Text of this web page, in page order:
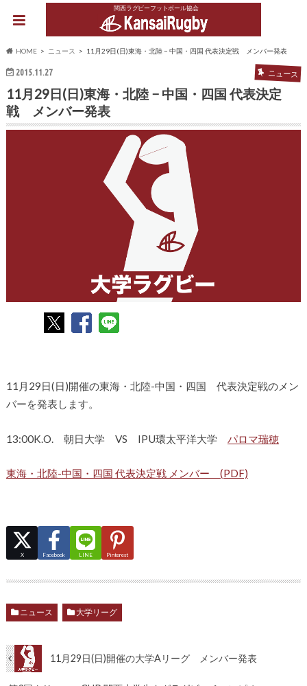
関西ラグビーフットボール協会
HOME ニュース 11月29日(日)東海・北陸 − 中国・四国 代表決定戦 メンバー発表
2015.11.27 ニュース
11月29日(日)東海・北陸 − 中国・四国 代表決定
戦 メンバー発表
11月29日(日)開催の東海・北陸-中国・四国 代表決定戦のメン
バーを発表します。
13:00K.O. 朝日大学 VS IPU環太平洋大学 パロマ瑞穂
東海・北陸-中国・四国 代表決定戦 メンバー (PDF)
X Facebook LINE Pinterest
ニュース 大学リーグ
11月29日(日)開催の大学Aリーグ メンバー発表